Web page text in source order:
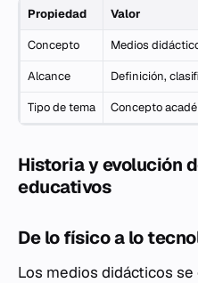
Propiedad Valor
Concepto Medios
Alcance Definición,
Tipo de tema Concepto
Historia y evolución
educativos
De lo físico a lo
Los medios didácticos se